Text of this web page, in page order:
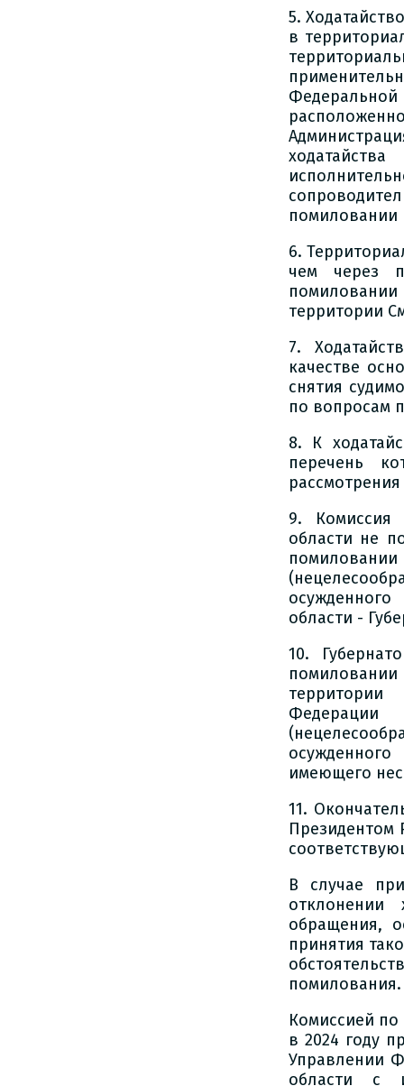
5.
в
помиловании
6.
чем через
помиловании
территории
7.
качестве
снятия
по вопросам
8. К
перечень
9. Комиссия
области не
области -
10.
территории
имеющего
11.
Президентом
В случае
отклонении
обращения,
принятия
помилования.
Комиссией
в 2024 году
Управлении
области с